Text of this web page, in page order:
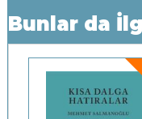
Bunlar da
%